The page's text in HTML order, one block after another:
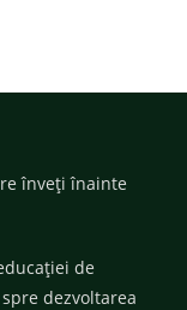
înveţi înainte
de
dezvoltarea